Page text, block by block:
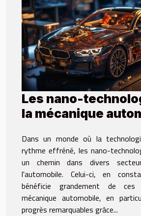
Les nano-
la mécanique
Dans un monde où la
rythme effréné, les nano-
un chemin dans divers
l'automobile. Celui-ci, en
bénéficie grandement de ces
mécanique automobile, en
progrès remarquables grâce...